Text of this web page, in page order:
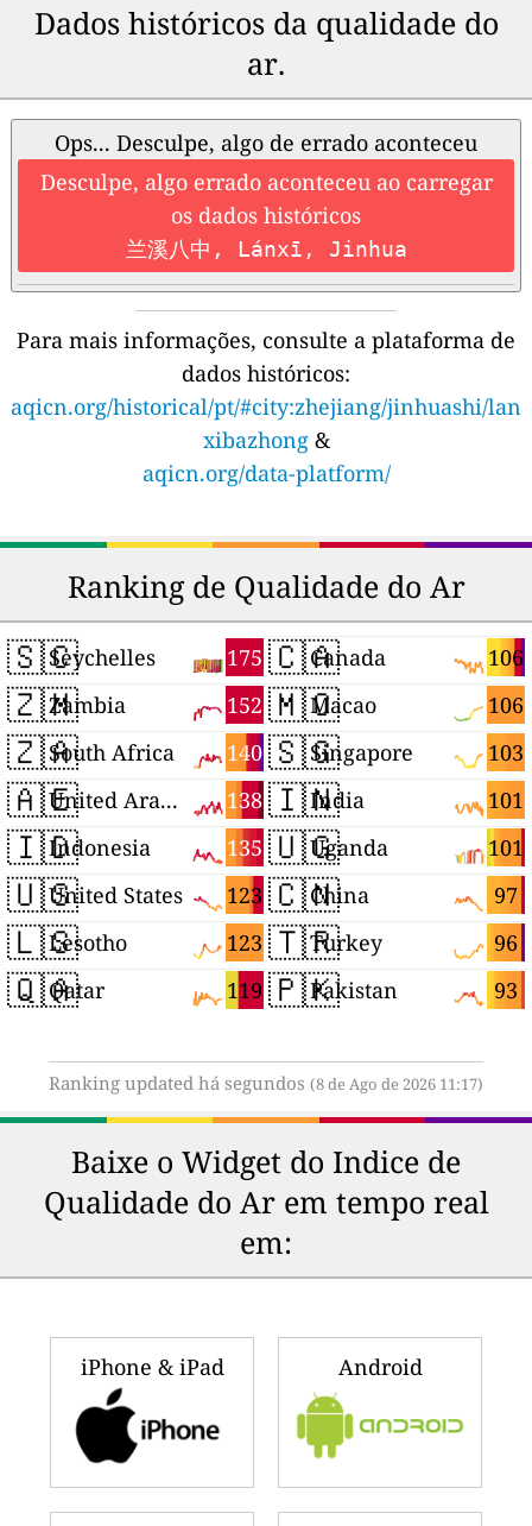
Dados históricos da qualidade do
ar.
Ops... Desculpe, algo de errado aconteceu
Desculpe, algo errado aconteceu ao carregar
os dados históricos
兰溪八中, Lánxī, Jinhua
Para mais informações, consulte a plataforma de
dados históricos:
aqicn.org/historical/pt/#city:zhejiang/jinhuashi/lan
xibazhong&
aqicn.org/data-platform/
Ranking de Qualidade do Ar
🇸🇨 175
Seychelles
🇿🇲 152
Zambia
🇿🇦 140
South Africa
🇦🇪 138
United Arab Emirates
🇮🇩 135
Indonesia
🇺🇸 123
United States
🇱🇸 123
Lesotho
🇶🇦 119
Qatar
🇨🇦 106
Canada
🇲🇴 106
Macao
🇸🇬 103
Singapore
🇮🇳 101
India
🇺🇬 101
Uganda
🇨🇳 97
China
🇹🇷 96
Turkey
🇵🇰 93
Pakistan
Ranking updated há segundos (8 de Ago de 2026 11:17)
Baixe o Widget do Indice de
Qualidade do Ar em tempo real
em:
iPhone & iPad Android